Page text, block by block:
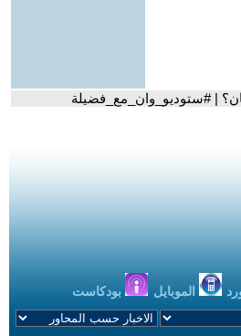
| #ستوديو_وان_مع_فضيلة
الموبايل بودكاست